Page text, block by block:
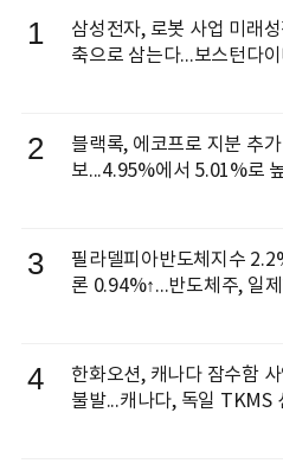
1
삼성전자, 로봇 사업 미래
축으로 삼는다...보스턴다
2
블랙록, 에코프로 지분 추
보...4.95%에서 5.01%로
3
필라델피아반도체지수
론 0.94%↑...반도체주, 일
4
한화오션, 캐나다 잠수함
불발...캐나다, 독일 TKMS